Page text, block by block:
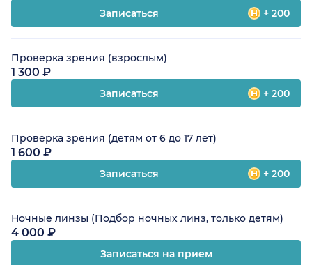
Записаться + 200
Проверка зрения (взрослым)
1 300 ₽
Записаться + 200
Проверка зрения (детям от 6 до 17 лет)
1 600 ₽
Записаться + 200
Ночные линзы (Подбор ночных линз, только детям)
4 000 ₽
Записаться на прием